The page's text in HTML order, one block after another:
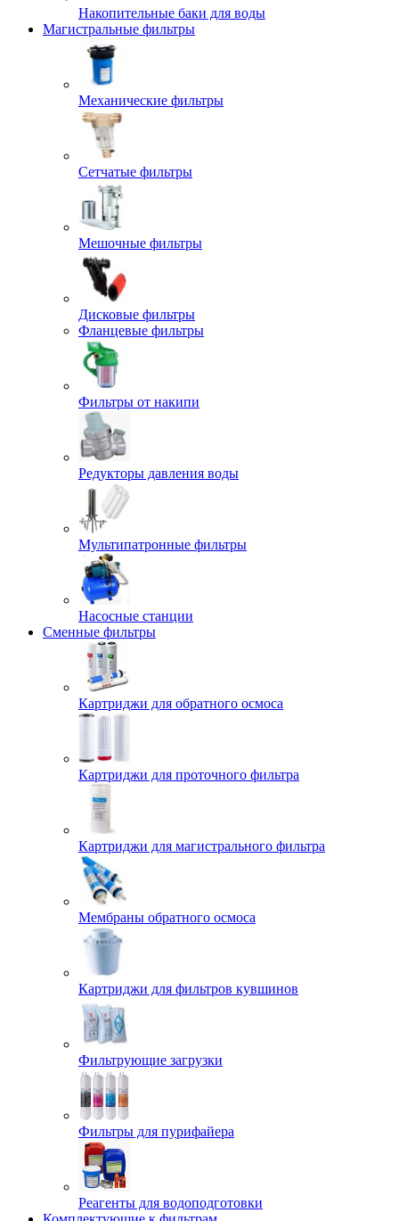
Накопительные баки для воды
Магистральные фильтры
Механические фильтры
Сетчатые фильтры
Мешочные фильтры
Дисковые фильтры
Фланцевые фильтры
Фильтры от накипи
Редукторы давления воды
Мультипатронные фильтры
Насосные станции
Сменные фильтры
Картриджи для обратного осмоса
Картриджи для проточного фильтра
Картриджи для магистрального фильтра
Мембраны обратного осмоса
Картриджи для фильтров кувшинов
Фильтрующие загрузки
Фильтры для пурифайера
Реагенты для водоподготовки